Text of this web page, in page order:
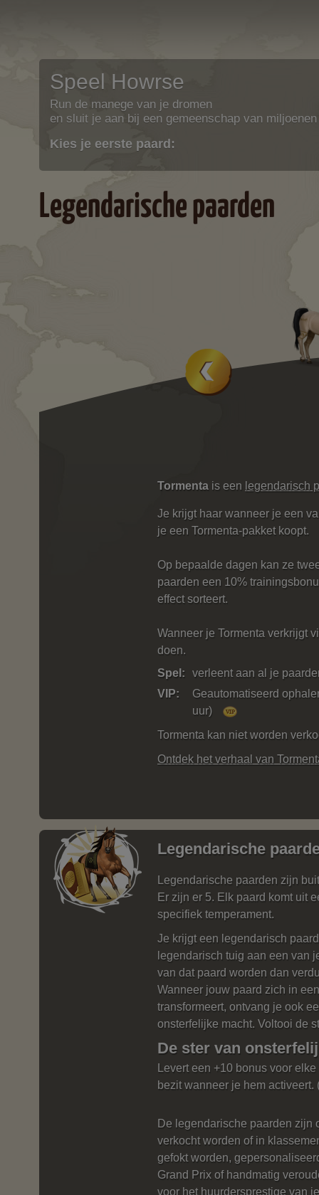
Speel Howrse
Run de manege van je dromen
en sluit je aan bij een gemeenschap van
Kies je eerste paard:
Legendarische paarden
Tormenta is een legendarisch
Je krijgt haar wanneer je een
je een Tormenta-pakket koopt.
Op bepaalde dagen kan ze
paarden een 10%
effect sorteert.
Wanneer je Tormenta verkrijgt
doen.
Spel:
verleent aan al je
VIP:
Geautomatiseerd
uur)
Tormenta kan niet worden
Ontdek het verhaal van
Legendarische
Legendarische paarden zijn
Er zijn er 5. Elk paard komt uit
specifiek temperament.
Je krijgt een legendarisch
legendarisch tuig aan een van
van dat paard worden dan
Wanneer jouw paard zich in
transformeert, ontvang je ook
onsterfelijke macht. Voltooi de
De ster van
Levert een +10 bonus voor
bezit wanneer je hem
De legendarische paarden zijn
verkocht worden of in
gefokt worden,
Grand Prix of handmatig
voor het huurdersprestige van